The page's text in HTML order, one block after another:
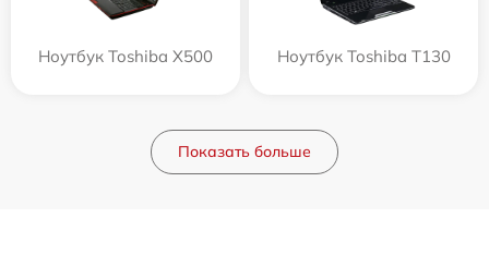
Ноутбук Toshiba X500 Ноутбук Toshiba T130
Показать больше